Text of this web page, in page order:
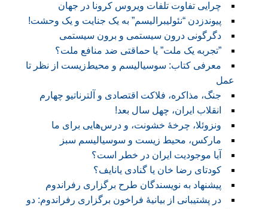
چرایی تفاوت تلفات ویروس کرونا در جهان
پیوندزدن “نئولیبرالیسم” به یک جنایت و یک وحشت!
دگرگونی درون سیستمی و برون سیستمی
‏”تجربه یک ملت” یا حماقتی ضد منافع ملت؟
معرفی کتاب: سوسیالیسم و محیط‌زیست از نظر تا
عمل
جنگ، مذاکره، فلاکت اقتصادی و آلترناتیو چهارم
انقلاب ایران، چهل سال بعد!
ونزوئلا، چرخۀ خشونت، و درس‌هایی برای ما
مارکس، محیط زیست و سوسیالیسم سبز
آیا موجودیت ایران در خطر است؟
کودتای رضا خان یا گنادی یانایف؟
پیشنهاد به نویسندگان طرح برگزاری رفراندوم
در پشتیبانی از بیانیهٔ فراخون برگزاری رفراندوم: دو